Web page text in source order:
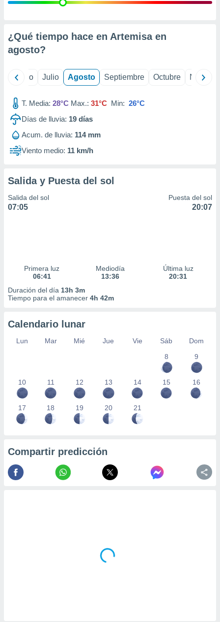
e
mediante
publicidad
de
1199
¿Qué tiempo hace en Artemisa en
agosto?
Junio Julio Agosto Septiembre Octubre
T. Media: 28°C Max.: 31°C Min: 26°C
Días de lluvia: 19 días
Acum. de lluvia: 114 mm
Viento medio: 11 km/h
Salida y Puesta del sol
Salida del sol
07:05
Puesta del sol
20:07
Primera luz
06:41
Mediodía
13:36
Última luz
20:31
Duración del día 13h 3m
Tiempo para el amanecer 4h 42m
Calendario lunar
Lun Mar Mié Jue Vie Sáb
Dom
8
9
10 11 12 13 14 15 16
17 18 19 20 21
Compartir predicción